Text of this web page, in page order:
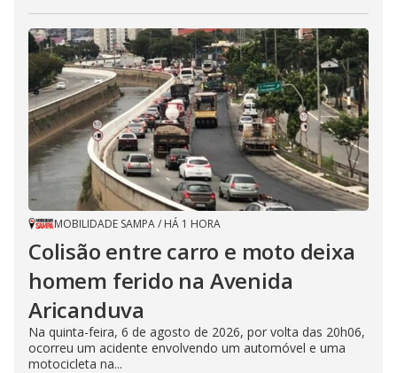
MOBILIDADE SAMPA/ HÁ 1 HORA
Colisão entre carro e moto deixa
homem ferido na Avenida
Aricanduva
Na quinta-feira, 6 de agosto de 2026, por volta das 20h06,
ocorreu um acidente envolvendo um automóvel e uma
motocicleta na...